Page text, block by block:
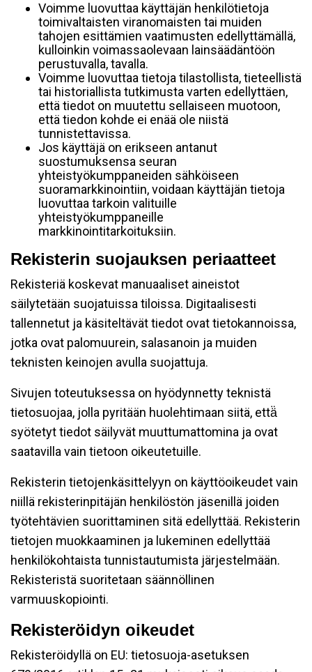
Voimme luovuttaa käyttäjän henkilötietoja
toimivaltaisten viranomaisten tai muiden
tahojen esittämien vaatimusten edellyttämällä,
kulloinkin voimassaolevaan lainsäädäntöön
perustuvalla, tavalla.
Voimme luovuttaa tietoja tilastollista, tieteellistä
tai historiallista tutkimusta varten edellyttäen,
että tiedot on muutettu sellaiseen muotoon,
että tiedon kohde ei enää ole niistä
tunnistettavissa.
Jos käyttäjä on erikseen antanut
suostumuksensa seuran
yhteistyökumppaneiden sähköiseen
suoramarkkinointiin, voidaan käyttäjän tietoja
luovuttaa tarkoin valituille
yhteistyökumppaneille
markkinointitarkoituksiin.
Rekisterin suojauksen periaatteet
Rekisteriä koskevat manuaaliset aineistot
säilytetään suojatuissa tiloissa. Digitaalisesti
tallennetut ja käsiteltävät tiedot ovat tietokannoissa,
jotka ovat palomuurein, salasanoin ja muiden
teknisten keinojen avulla suojattuja.
Sivujen toteutuksessa on hyödynnetty teknistä
tietosuojaa, jolla pyritään huolehtimaan siitä, että̈
syötetyt tiedot säilyvät muuttumattomina ja ovat
saatavilla vain tietoon oikeutetuille.
Rekisterin tietojenkäsittelyyn on käyttöoikeudet vain
niillä rekisterinpitäjän henkilöstön jäsenillä joiden
työtehtävien suorittaminen sitä edellyttää. Rekisterin
tietojen muokkaaminen ja lukeminen edellyttää
henkilökohtaista tunnistautumista järjestelmään.
Rekisteristä suoritetaan säännöllinen
varmuuskopiointi.
Rekisteröidyn oikeudet
Rekisteröidyllä on EU: tietosuoja-asetuksen